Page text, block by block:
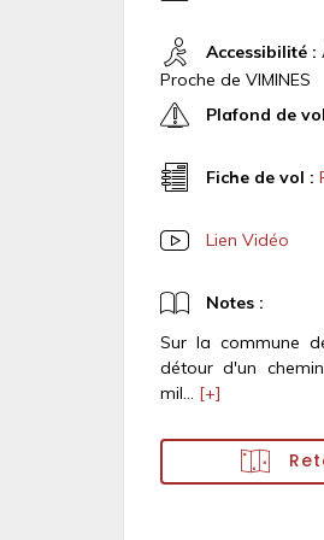
Accessibilité :
Proche de VIMINES
Plafond de
Fiche de vol :
Lien Vidéo
Notes :
Sur la commune
détour d'un
mil... [+]